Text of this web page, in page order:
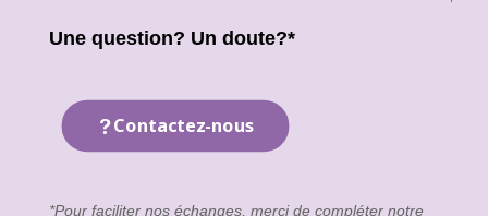
Une question? Un doute?*
Contactez-nous
*Pour faciliter nos échanges, merci de compléter notre